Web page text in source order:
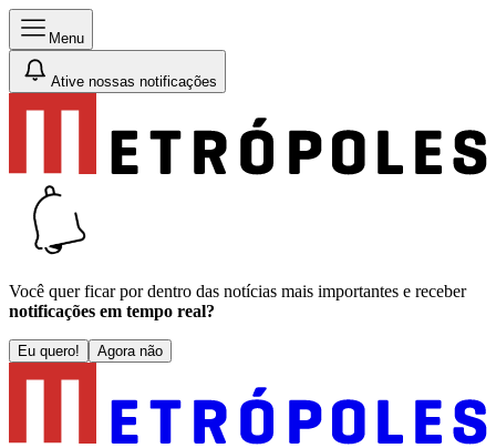
Menu
Ative nossas notificações
Você quer ficar por dentro das notícias mais importantes e receber
notificações em tempo real?
Eu quero! Agora não